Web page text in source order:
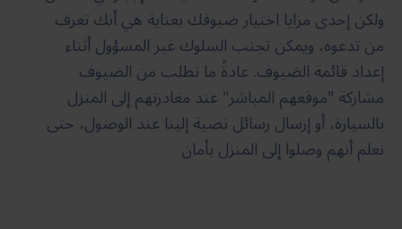
ولكن إحدى مزايا اختيار ضيوفك بعناية هي أنك تعرف
من تدعوه، ويمكن تجنب السلوك غير المسؤول أثناء
إعداد قائمة الضيوف. عادةً ما نطلب من الضيوف
مشاركة "موقعهم المباشر" عند مغادرتهم إلى المنزل
بالسيارة، أو إرسال رسائل نصية إلينا عند الوصول، حتى
نعلم أنهم وصلوا إلى المنزل بأمان